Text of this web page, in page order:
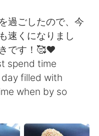
過ごしたので、今
速くになりまし
です！🥰❤️
spend time
filled with
when by so